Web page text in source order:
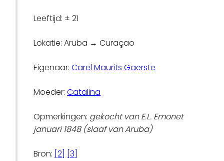
Leeftijd: ± 21
Lokatie: Aruba → Curaçao
Eigenaar:Carel Maurits Gaerste
Moeder:Catalina
Opmerkingen: gekocht van E.L. Emonet
januari 1848 (slaaf van Aruba)
Bron: [2] [3]